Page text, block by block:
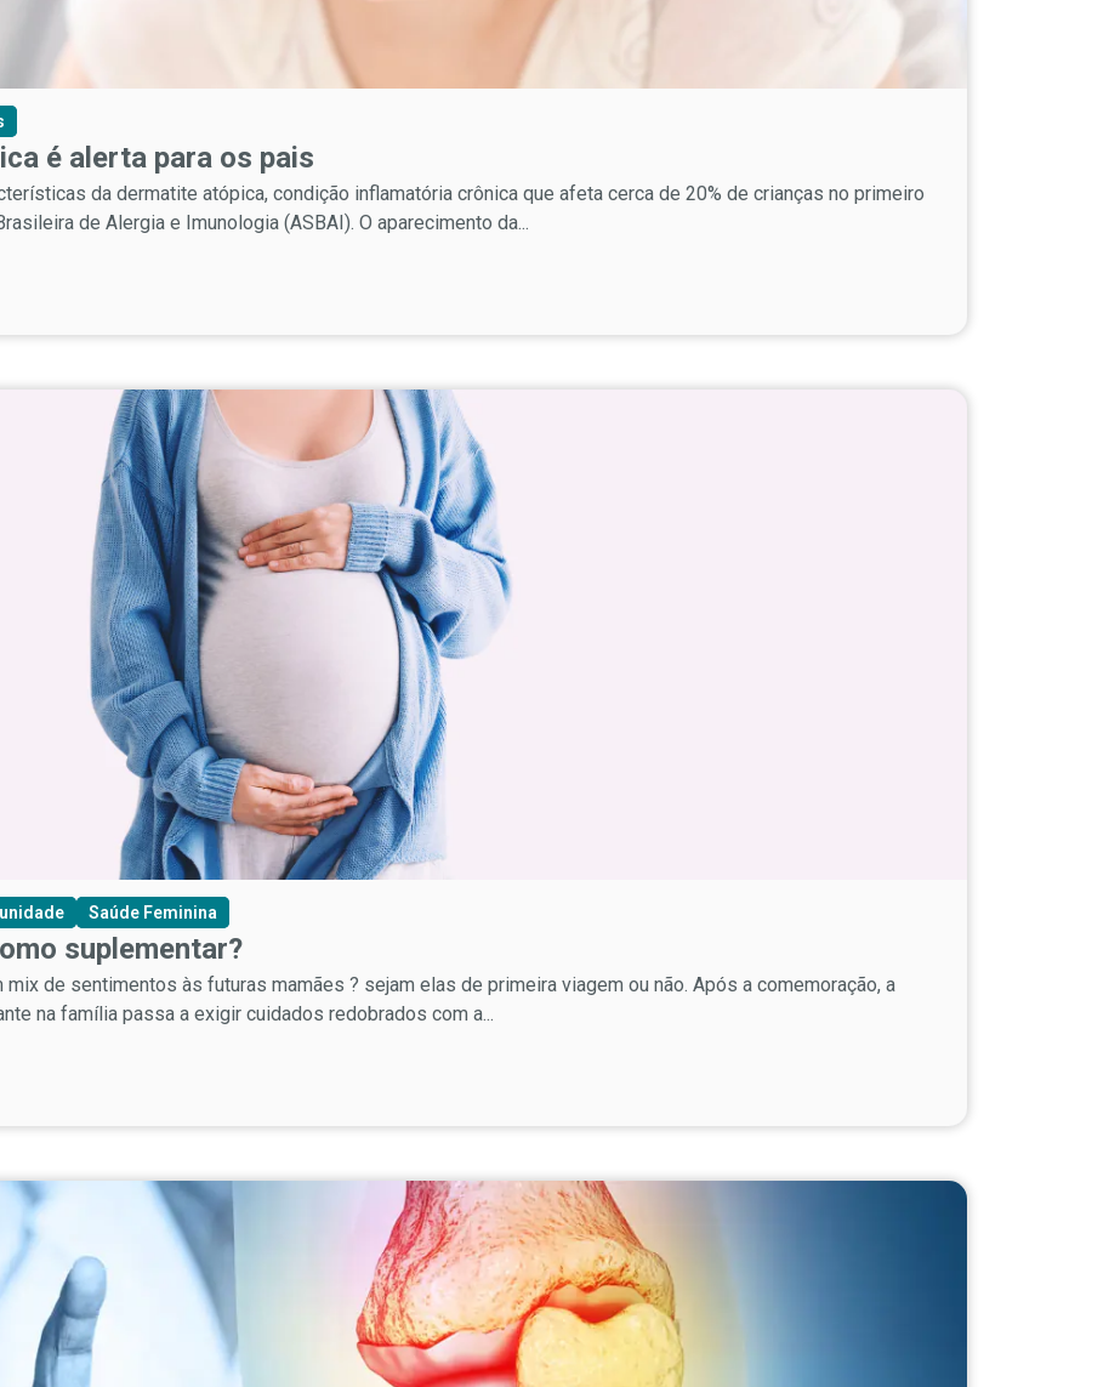
é alerta para os pais
da dermatite atópica, condição inflamatória crônica que afeta cerca de 20% de crianças no primeiro
de Alergia e Imunologia (ASBAI). O aparecimento da...
Saúde Feminina
suplementar?
de sentimentos às futuras mamães ? sejam elas de primeira viagem ou não. Após a comemoração, a
na família passa a exigir cuidados redobrados com a...